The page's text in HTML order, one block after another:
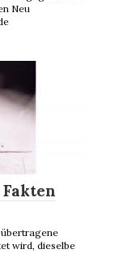
Neu
wird, dieselbe